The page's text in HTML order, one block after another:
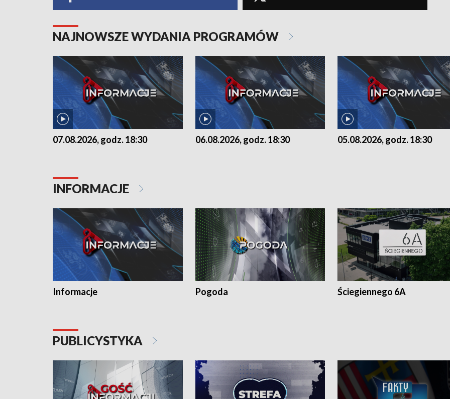
NAJNOWSZE WYDANIA PROGRAMÓW
07.08.2026, godz. 18:30 06.08.2026, godz. 18:30 05.08.2026, godz. 18:30
INFORMACJE
Informacje Pogoda Ściegiennego 6A
PUBLICYSTYKA